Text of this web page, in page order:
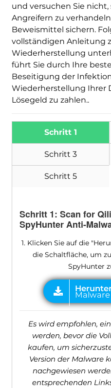
und versuchen Sie
Angreifern zu
Beweismittel sichern.
vollständigen Anleitung
Wiederherstellung
führt Sie durch Ihre
Beseitigung der
Wiederherstellung Ihrer
Lösegeld zu zahlen..
Schritt 1
Schritt 3
Schritt 5
Schritt 1: Scan for
SpyHunter Anti-
1. Klicken Sie auf die
die Schaltfläche, um
SpyHunter
Malware
Es wird empfohlen,
werden, bevor die
kaufen, um
Version der Malware
nachgewiesen
entsprechenden